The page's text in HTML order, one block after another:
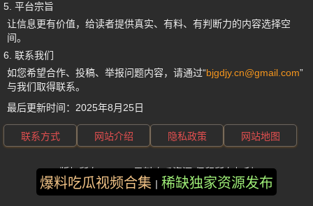
5. 平台宗旨
让信息更有价值，给读者提供真实、有料、有判断力的内容选择空
间。
6. 联系我们
如您希望合作、投稿、举报问题内容，请通过“bjgdjy.cn@gmail.com”
与我们取得联系。
最后更新时间： 2025年8月25日
爆料吃瓜视频合集 稀缺独家资源发布
联系方式 网站介绍 隐私政策 网站地图
版权所有 ©2025 黑料吃瓜资源 保留所有权利